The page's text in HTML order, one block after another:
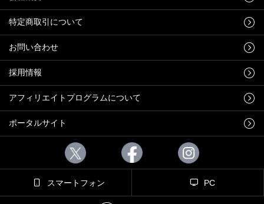
特定商取引について
お問い合わせ
採用情報
アフィリエイトプログラムについて
ポータルサイト
スマートフォン PC